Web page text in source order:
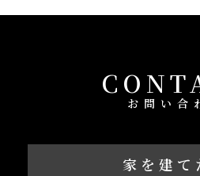
お問い合
家を建て